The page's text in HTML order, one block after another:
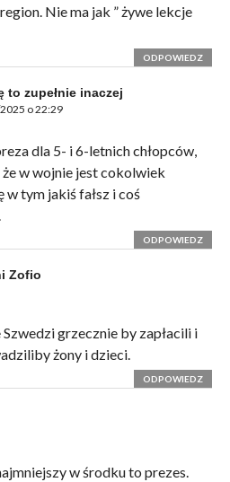
Nie ma jak ” żywe lekcje
ODPOWIEDZ
to zupełnie inaczej
o 22:29
dla 5- i 6-letnich chłopców,
w wojnie jest cokolwiek
w tym jakiś fałsz i coś
ODPOWIEDZ
Zofio
grzecznie by zapłacili i
żony i dzieci.
ODPOWIEDZ
w środku to prezes.